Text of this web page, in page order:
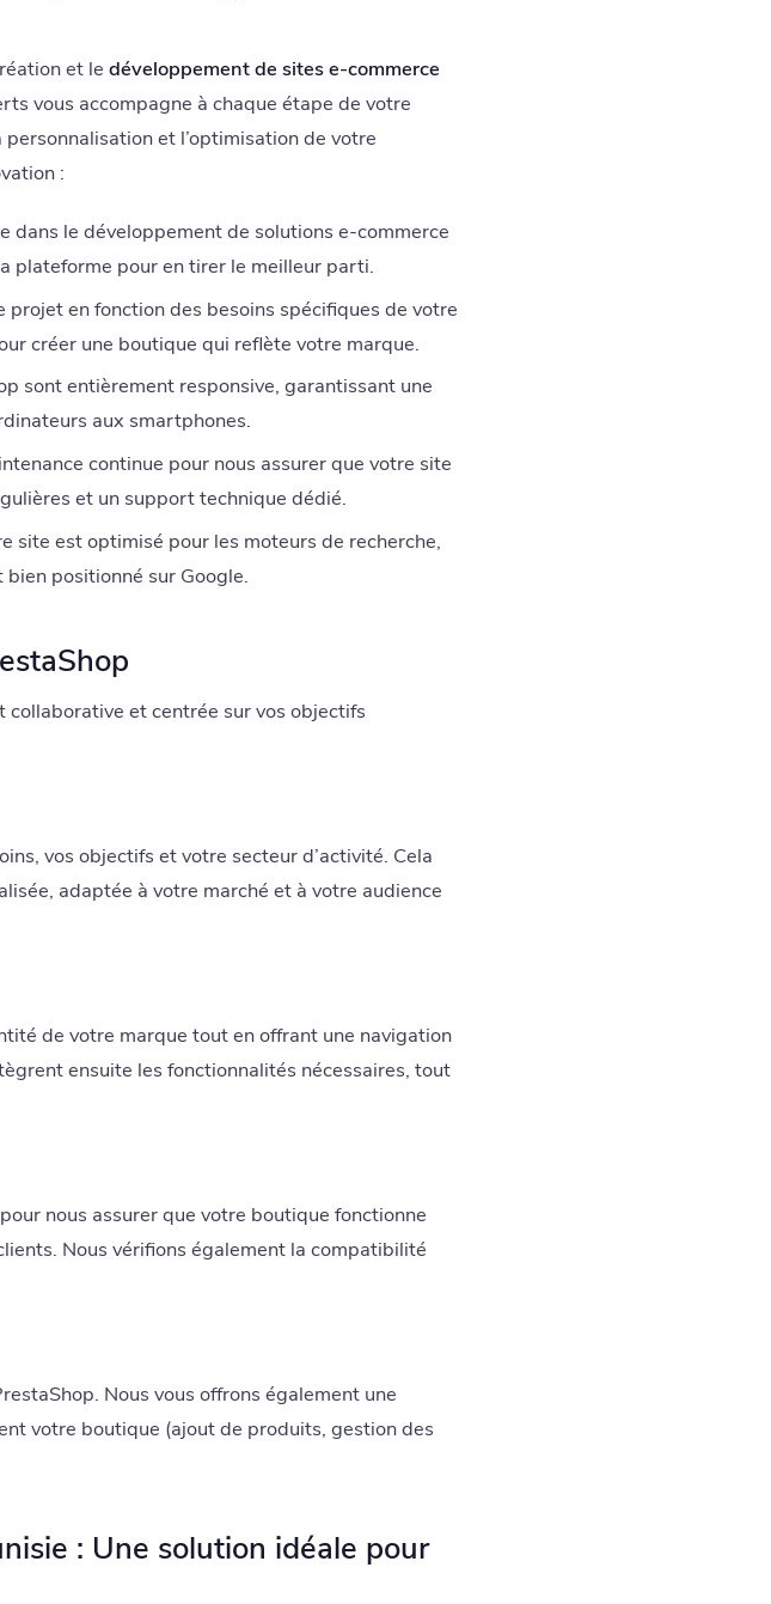
et le développement de sites e-commerce
vous accompagne à chaque étape de votre
et l’optimisation de votre
:
dans le développement de solutions e-commerce
plateforme pour en tirer le meilleur parti.
projet en fonction des besoins spécifiques de votre
créer une boutique qui reflète votre marque.
sont entièrement responsive, garantissant une
aux smartphones.
continue pour nous assurer que votre site
et un support technique dédié.
site est optimisé pour les moteurs de recherche,
positionné sur Google.
collaborative et centrée sur vos objectifs
vos objectifs et votre secteur d’activité. Cela
adaptée à votre marché et à votre audience
de votre marque tout en offrant une navigation
ensuite les fonctionnalités nécessaires, tout
pour nous assurer que votre boutique fonctionne
Nous vérifions également la compatibilité
Nous vous offrons également une
votre boutique (ajout de produits, gestion des
: Une solution idéale pour